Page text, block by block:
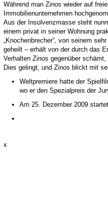
Während man Zinos wieder auf
Immobilienunternehmen
Aus der Insolvenzmasse steht
einem privat in seiner Wohnung
„Knochenbrecher“, von seinem
geheilt – erhält von der durch das
Verhalten Zinos gegenüber
Dies gelingt, und Zinos blickt mit
Weltpremiere hatte der
wo er den Spezialpreis der
Am 25. Dezember 2009
x